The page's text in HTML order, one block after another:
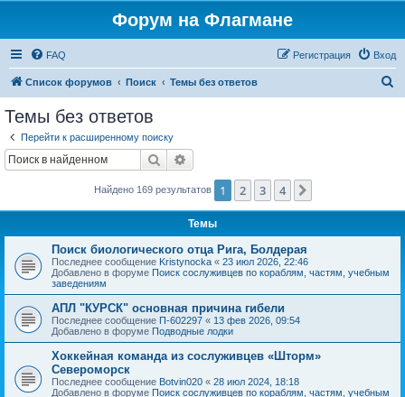
Форум на Флагмане
FAQ Вход
Регистрация
Список форумов Поиск Темы без ответов
Темы без ответов
Перейти к расширенному поиску
Поиск
Найдено 169 результатов 1 2 3 4
Темы
Поиск биологического отца Рига, Болдерая
Последнее сообщение Kristynocka « 23 июл 2026, 22:46
Добавлено в форуме Поиск сослуживцев по кораблям, частям, учебным
заведениям
АПЛ "КУРСК" основная причина гибели
Последнее сообщение П-602297 « 13 фев 2026, 09:54
Добавлено в форуме Подводные лодки
Хоккейная команда из сослуживцев «Шторм»
Североморск
Последнее сообщение Botvin020 « 28 июл 2024, 18:18
Добавлено в форуме Поиск сослуживцев по кораблям, частям, учебным